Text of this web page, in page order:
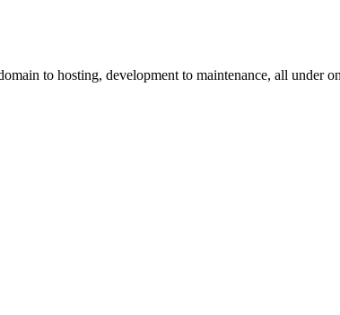
to hosting, development to maintenance, all under